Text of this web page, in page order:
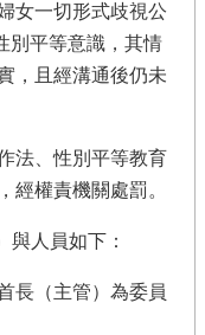
女一切形式歧視公
別平等意識，其情
，且經溝通後仍未
法、性別平等教育
經權責機關處罰。
與人員如下：
長（主管）為委員